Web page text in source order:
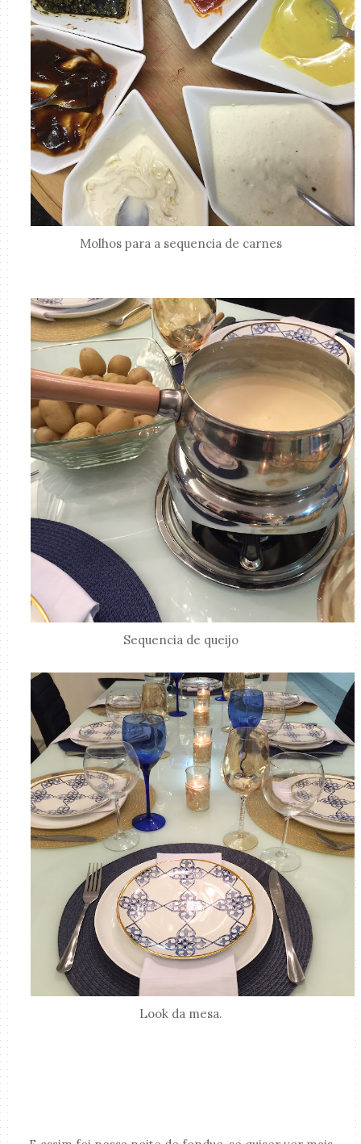
Molhos para a sequencia de carnes
Sequencia de queijo
Look da mesa.